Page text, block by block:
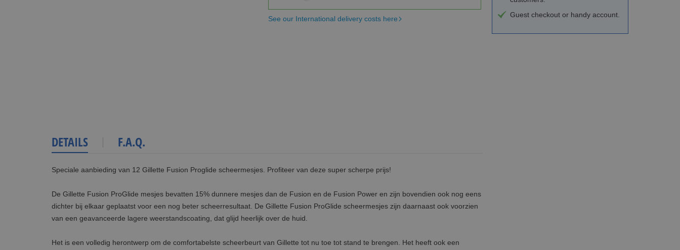
See our International delivery costs here
Guest checkout or handy account.
DETAILS
Speciale aanbieding van 12 Gillette Fusion Proglide scheermesjes. Profiteer van deze super scherpe prijs!
De Gillette Fusion ProGlide mesjes bevatten 15% dunnere mesjes dan de Fusion en de Fusion Power en zijn bovendien ook nog eens
dichter bij elkaar geplaatst voor een nog beter scheerresultaat. De Gillette Fusion ProGlide scheermesjes zijn daarnaast ook voorzien
van een geavanceerde lagere weerstandscoating, dat glijd heerlijk over de huid.
Het is een volledig herontwerp om de comfortabelste scheerbeurt van Gillette tot nu toe tot stand te brengen. Het heeft ook een
F.A.Q.